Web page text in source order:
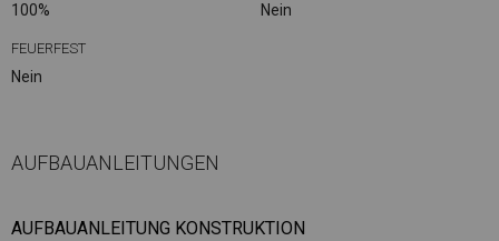
100% Nein
FEUERFEST
Nein
AUFBAUANLEITUNGEN
AUFBAUANLEITUNG KONSTRUKTION